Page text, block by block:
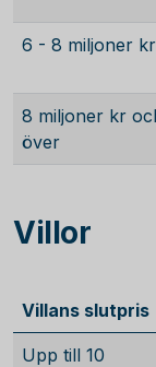
6 - 8 miljoner kr
8 miljoner kr
över
Villor
Villans slutpris
Upp till 10